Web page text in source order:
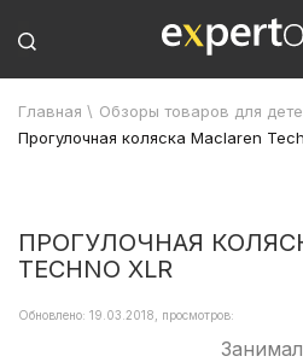
Главная \ Обзоры товаров для
Прогулочная коляска Maclaren
ПРОГУЛОЧНАЯ
TECHNO XLR
Обновлено: 19.03.2018, просмотров:
Занимал